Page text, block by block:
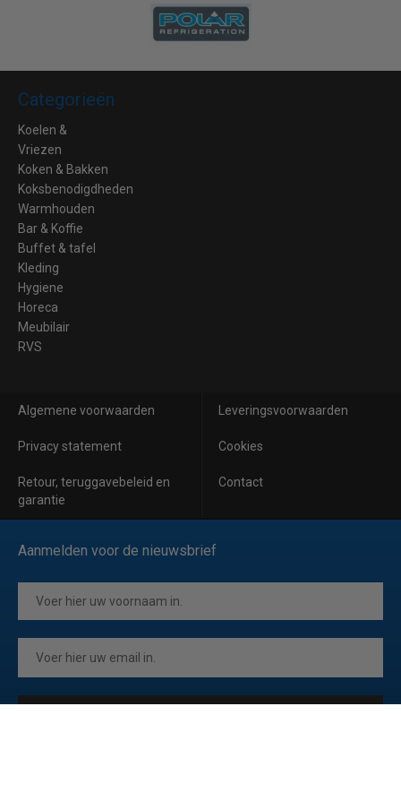
Categorieën
Koelen &
Vriezen
Koken & Bakken
Koksbenodigdheden
Warmhouden
Bar & Koffie
Buffet & tafel
Kleding
Hygiene
Horeca
Meubilair
RVS
Algemene voorwaarden Leveringsvoorwaarden
Privacy statement Cookies
Retour, teruggavebeleid en
garantie
Contact
Aanmelden voor de nieuwsbrief